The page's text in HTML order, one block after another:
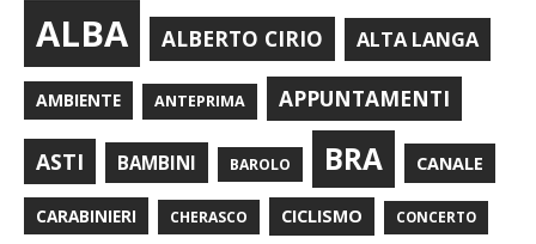
ALBA ALBERTO CIRIO ALTA LANGA
AMBIENTE ANTEPRIMA APPUNTAMENTI
ASTI BAMBINI BAROLO BRA CANALE
CARABINIERI CHERASCO CICLISMO CONCERTO